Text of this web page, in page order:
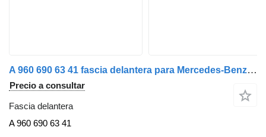
A 960 690 63 41 fascia delantera para Mercedes-Benz ACTROS camión
Precio a consultar
Fascia delantera
A 960 690 63 41